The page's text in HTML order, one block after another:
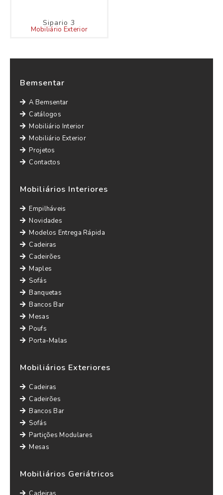
Sipario 3
Mobiliário Exterior
Bemsentar
A Bemsentar
Catálogos
Mobiliário Interior
Mobiliário Exterior
Projetos
Contactos
Mobiliários Interiores
Empilháveis
Novidades
Modelos Entrega Rápida
Cadeiras
Cadeirões
Maples
Sofás
Banquetas
Bancos Bar
Mesas
Poufs
Porta-Malas
Mobiliários Exteriores
Cadeiras
Cadeirões
Bancos Bar
Sofás
Partições Modulares
Mesas
Mobiliários Geriátricos